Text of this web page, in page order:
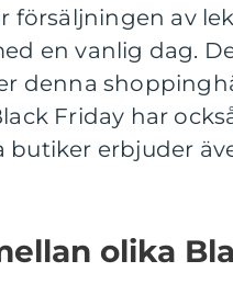
försäljningen av
en vanlig dag.
denna
Friday har
butiker erbjuder
olika